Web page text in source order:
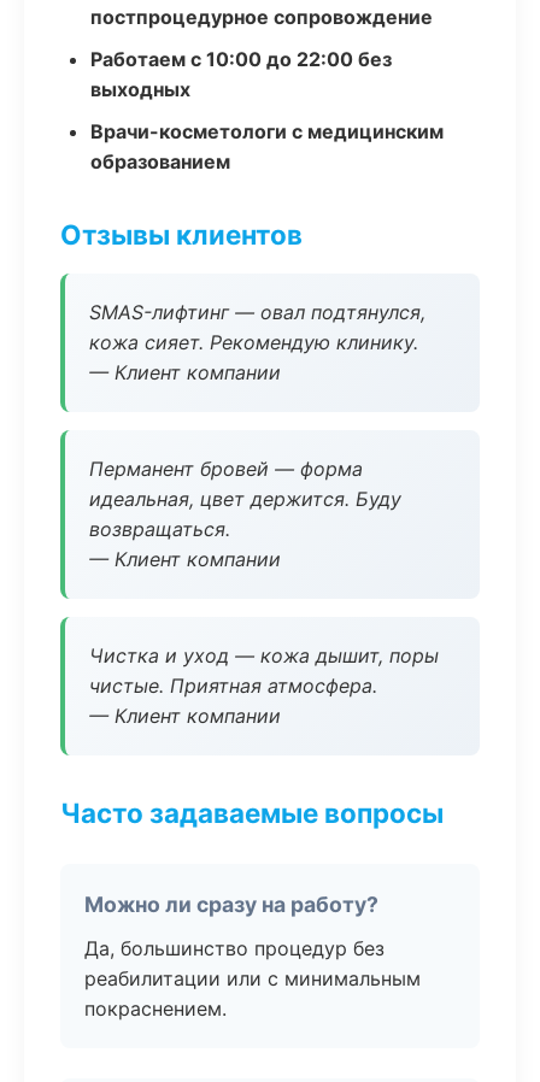
постпроцедурное сопровождение
Работаем с 10:00 до 22:00 без
выходных
Врачи-косметологи с медицинским
образованием
Отзывы клиентов
SMAS-лифтинг — овал подтянулся,
кожа сияет. Рекомендую клинику.
— Клиент компании
Перманент бровей — форма
идеальная, цвет держится. Буду
возвращаться.
— Клиент компании
Чистка и уход — кожа дышит, поры
чистые. Приятная атмосфера.
— Клиент компании
Часто задаваемые вопросы
Можно ли сразу на работу?
Да, большинство процедур без
реабилитации или с минимальным
покраснением.